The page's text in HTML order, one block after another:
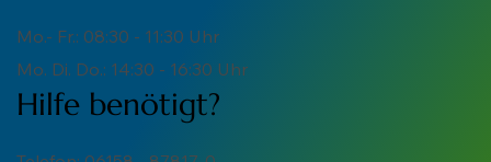
Mo.- Fr.: 08:30 - 11:30 Uhr
Mo. Di. Do.: 14:30 - 16:30 Uhr
Hilfe benötigt?